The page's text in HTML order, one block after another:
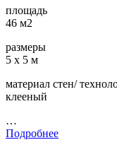
площадь
46 м2
размеры
5 х 5 м
материал стен/
клееный
…
Подробнее